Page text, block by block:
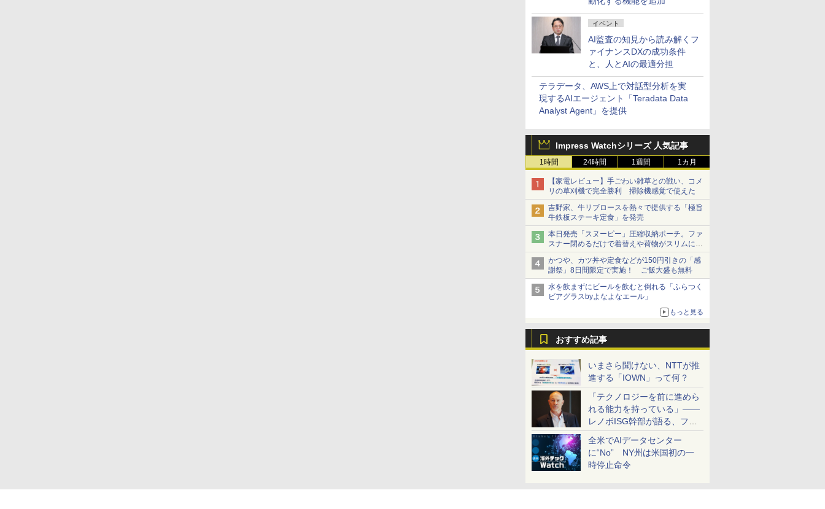
イベント
AI監査の知見から読み解くフ
ァイナンスDXの成功条件
と、人とAIの最適分担
テラデータ、AWS上で対話型分析を実
現するAIエージェント「Teradata Data
Analyst Agent」を提供
Impress Watchシリーズ 人気記事
1時間 24時間 1週間 1カ月
【家電レビュー】手ごわい雑草との戦い、コメ
リの草刈機で完全勝利 掃除機感覚で使えた
吉野家、牛リブロースを熱々で提供する「極旨
牛鉄板ステーキ定食」を発売
本日発売「スヌーピー」圧縮収納ポーチ。ファ
スナー閉めるだけで着替えや荷物がスリムにま
とまる
かつや、カツ丼や定食などが150円引きの「感
謝祭」8日間限定で実施！ ご飯大盛も無料
水を飲まずにビールを飲むと倒れる「ふらつく
ビアグラスbyよなよなエール」
もっと見る
おすすめ記事
いまさら聞けない、NTTが推
進する「IOWN」って何？
「テクノロジーを前に進めら
れる能力を持っている」――
レノボISG幹部が語る、フル
スタックと水冷技術の強み
全米でAIデータセンター
に“No” NY州は米国初の一
時停止命令